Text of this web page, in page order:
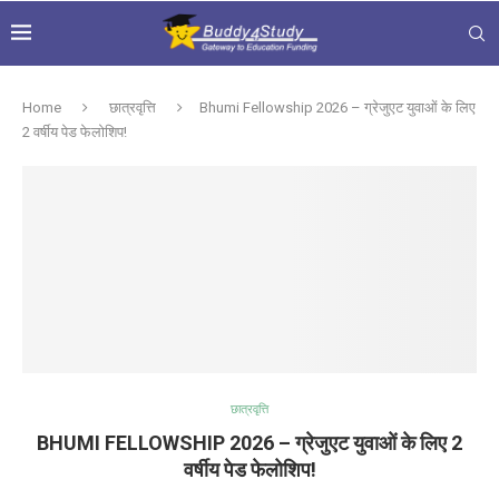
Home छात्रवृत्ति
Bhumi Fellowship 2026 – ग्रेजुएट युवाओं के लिए
2 वर्षीय पेड फेलोशिप!
छात्रवृत्ति
BHUMI FELLOWSHIP 2026 – ग्रेजुएट युवाओं के लिए 2
वर्षीय पेड फेलोशिप!